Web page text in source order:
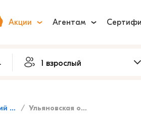
Акции Агентам
Ульяновская область